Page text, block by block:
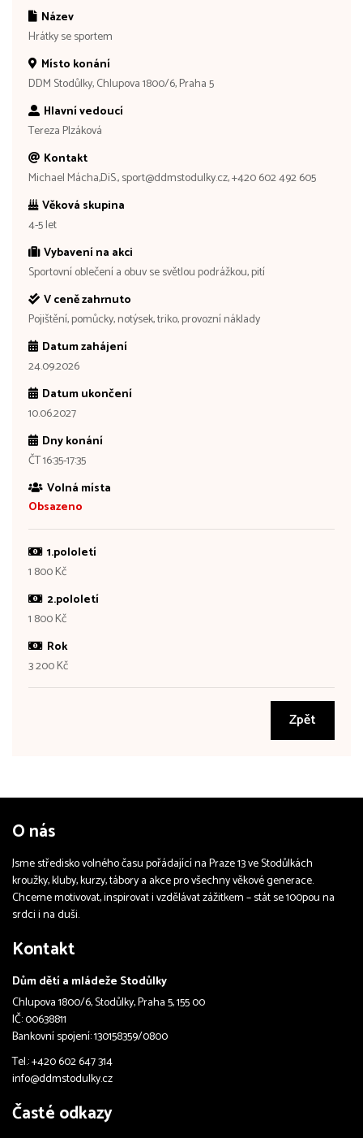
Název
Hrátky se sportem
Místo konání
DDM Stodůlky, Chlupova 1800/6, Praha 5
Hlavní vedoucí
Tereza Plzáková
Kontakt
Michael Mácha,DiS., sport@ddmstodulky.cz, +420 602 492 605
Věková skupina
4-5 let
Vybavení na akci
Sportovní oblečení a obuv se světlou podrážkou, pití
V ceně zahrnuto
Pojištění, pomůcky, notýsek, triko, provozní náklady
Datum zahájení
24.09.2026
Datum ukončení
10.06.2027
Dny konání
ČT 16:35-17:35
Volná místa
Obsazeno
1.pololetí
1 800 Kč
2.pololetí
1 800 Kč
Rok
3 200 Kč
Zpět
O nás
Jsme středisko volného času pořádající na Praze 13 ve Stodůlkách
kroužky, kluby, kurzy, tábory a akce pro všechny věkové generace.
Chceme motivovat, inspirovat i vzdělávat zážitkem – stát se 100pou na
srdci i na duši.
Kontakt
Dům dětí a mládeže Stodůlky
Chlupova 1800/6, Stodůlky, Praha 5, 155 00
IČ: 00638811
Bankovní spojení: 130158359/0800
Tel.: +420 602 647 314
info@ddmstodulky.cz
Časté odkazy